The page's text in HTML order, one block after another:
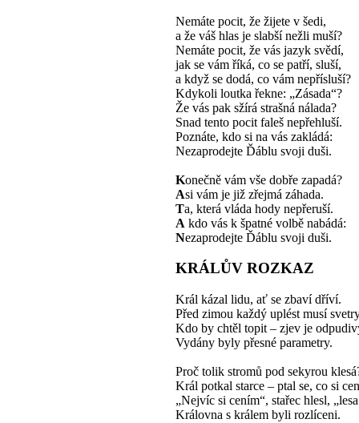
Nemáte pocit, že žijete v šedi,
a že váš hlas je slabší nežli muší?
Nemáte pocit, že vás jazyk svědí,
jak se vám říká, co se patří, sluší,
a když se dodá, co vám nepřísluší?
Kdykoli loutka řekne: „Zásada“?
Že vás pak sžírá strašná nálada?
Snad tento pocit faleš nepřehluší.
Poznáte, kdo si na vás zakládá:
Nezaprodejte Ďáblu svoji duši.
Konečně vám vše dobře zapadá?
Asi vám je již zřejmá záhada.
Ta, která vláda hody nepřeruší.
A kdo vás k špatné volbě nabádá:
Nezaprodejte Ďáblu svoji duši.
KRÁLŮV ROZKAZ
Král kázal lidu, ať se zbaví dříví.
Před zimou každý uplést musí
Kdo by chtěl topit – zjev je
Vydány byly přesné parametry.
Proč tolik stromů pod sekyrou
Král potkal starce – ptal se, co si
„Nejvíc si cením“, stařec hlesl,
Královna s králem byli rozlíceni.